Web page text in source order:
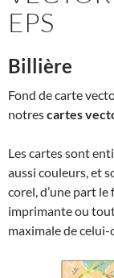
EPS
Billière
Fond de carte
notrescartes
Les cartes sont
aussi couleurs, et
corel, d’une part
imprimante ou
maximale de celui-